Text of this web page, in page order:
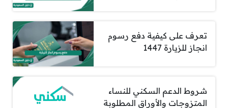
تعرف على كيفية دفع رسوم
انجاز للزيارة 1447
شروط الدعم السكني للنساء
المتزوجات والأوراق المطلوبة